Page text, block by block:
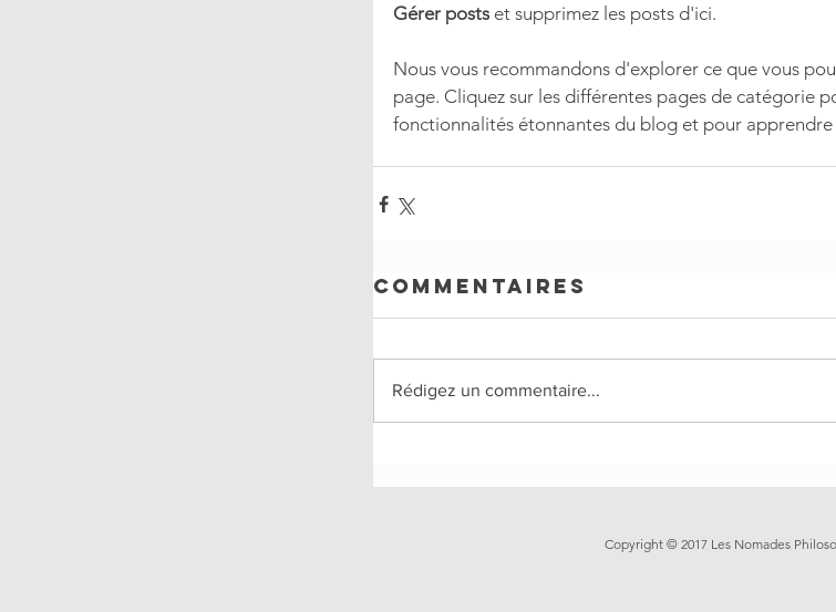
Gérer posts et supprimez les posts d'ici.
Nous vous recommandons d'explorer ce que vous
page. Cliquez sur les différentes pages de catégorie
fonctionnalités étonnantes du blog et pour apprendre
Commentaires
Rédigez un commentaire...
Copyright © 2017 Les Nomades